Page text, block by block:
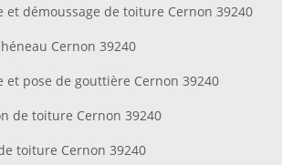
et démoussage de toiture Cernon 39240
Cernon 39240
et pose de gouttière Cernon 39240
de toiture Cernon 39240
toiture Cernon 39240